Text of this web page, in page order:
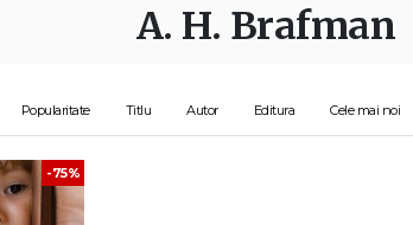
A. H. Brafman
Popularitate Titlu Autor Editura Cele mai noi
-75%